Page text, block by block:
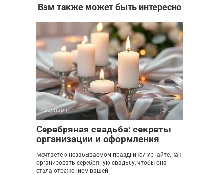
Вам также может быть интересно
Сценарии 0
Серебряная свадьба: секреты
организации и оформления
Мечтаете о незабываемом празднике? Узнайте, как
организовать серебряную свадьбу, чтобы она
стала отражением вашей